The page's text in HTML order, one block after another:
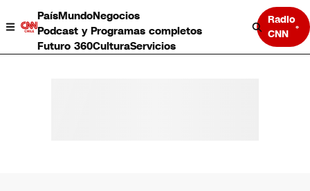
PaísMundoNegocios
Podcast y Programas completos
Futuro 360CulturaServicios
Radio
CNN